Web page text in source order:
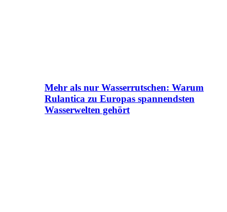
Mehr als nur Wasserrutschen: Warum
Rulantica zu Europas spannendsten
Wasserwelten gehört